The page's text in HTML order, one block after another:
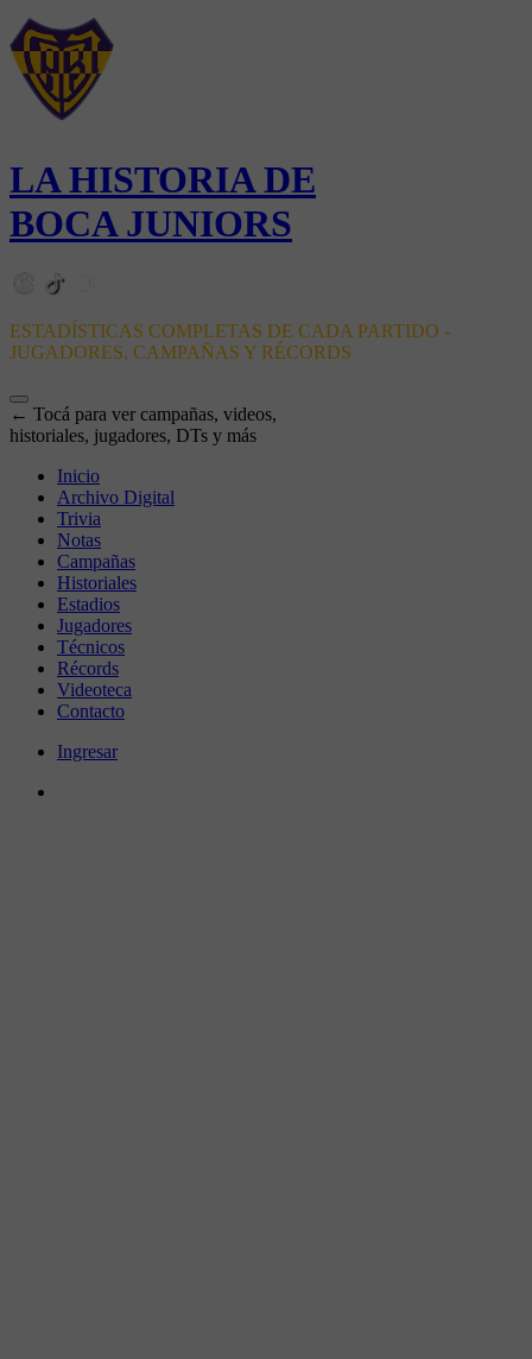
LA HISTORIA DE
BOCA JUNIORS
ESTADÍSTICAS COMPLETAS DE CADA PARTIDO -
JUGADORES, CAMPAÑAS Y RÉCORDS
← Tocá para ver campañas, videos,
historiales, jugadores, DTs y más
Inicio
Archivo Digital
Trivia
Notas
Campañas
Historiales
Estadios
Jugadores
Técnicos
Récords
Videoteca
Contacto
Ingresar